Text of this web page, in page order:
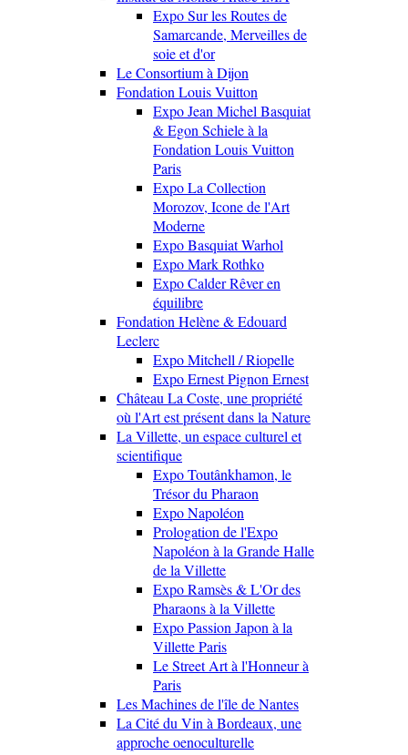
Expo Sur les Routes de
Samarcande, Merveilles de
soie et d'or
Le Consortium à Dijon
Fondation Louis Vuitton
Expo Jean Michel Basquiat
& Egon Schiele à la
Fondation Louis Vuitton
Paris
Expo La Collection
Morozov, Icone de l'Art
Moderne
Expo Basquiat Warhol
Expo Mark Rothko
Expo Calder Rêver en
équilibre
Fondation Helène & Edouard
Leclerc
Expo Mitchell / Riopelle
Expo Ernest Pignon Ernest
Château La Coste, une propriété
où l'Art est présent dans la Nature
La Villette, un espace culturel et
scientifique
Expo Toutânkhamon, le
Trésor du Pharaon
Expo Napoléon
Prologation de l'Expo
Napoléon à la Grande Halle
de la Villette
Expo Ramsès & L'Or des
Pharaons à la Villette
Expo Passion Japon à la
Villette Paris
Le Street Art à l'Honneur à
Paris
Les Machines de l'île de Nantes
La Cité du Vin à Bordeaux, une
approche oenoculturelle